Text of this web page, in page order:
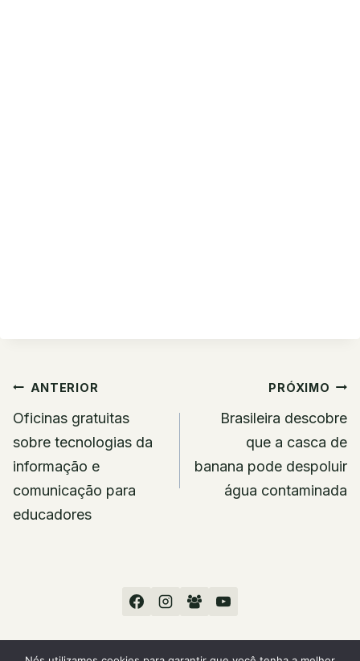
Navegação
de
Post
ANTERIOR
Oficinas gratuitas
sobre tecnologias da
informação e
comunicação para
educadores
PRÓXIMO
Brasileira descobre
que a casca de
banana pode despoluir
água contaminada